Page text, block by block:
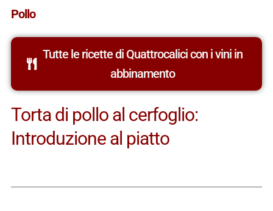
Pollo
Tutte le ricette di Quattrocalici con i vini in
abbinamento
Torta di pollo al cerfoglio:
Introduzione al piatto